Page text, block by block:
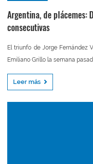
Argentina, de plácemes:
consecutivas
El triunfo de Jorge Fernández
Emiliano Grillo la semana
Leer más